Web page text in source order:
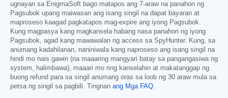
ugnayan sa EnigmaSoft bago matapos ang 7-araw na panahon ng
Pagsubok upang maiwasan ang isang singil na dapat bayaran at
maproseso kaagad pagkatapos mag-expire ang iyong Pagsubok.
Kung magpasya kang magkansela habang nasa panahon ng iyong
Pagsubok, agad kang mawawalan ng access sa SpyHunter. Kung, sa
anumang kadahilanan, naniniwala kang naproseso ang isang singil na
hindi mo nais gawin (na maaaring mangyari batay sa pangangasiwa ng
system, halimbawa), maaari mo ring kanselahin at makatanggap ng
buong refund para sa singil anumang oras sa loob ng 30 araw mula sa
petsa ng singil sa pagbili. Tingnan ang Mga FAQ.